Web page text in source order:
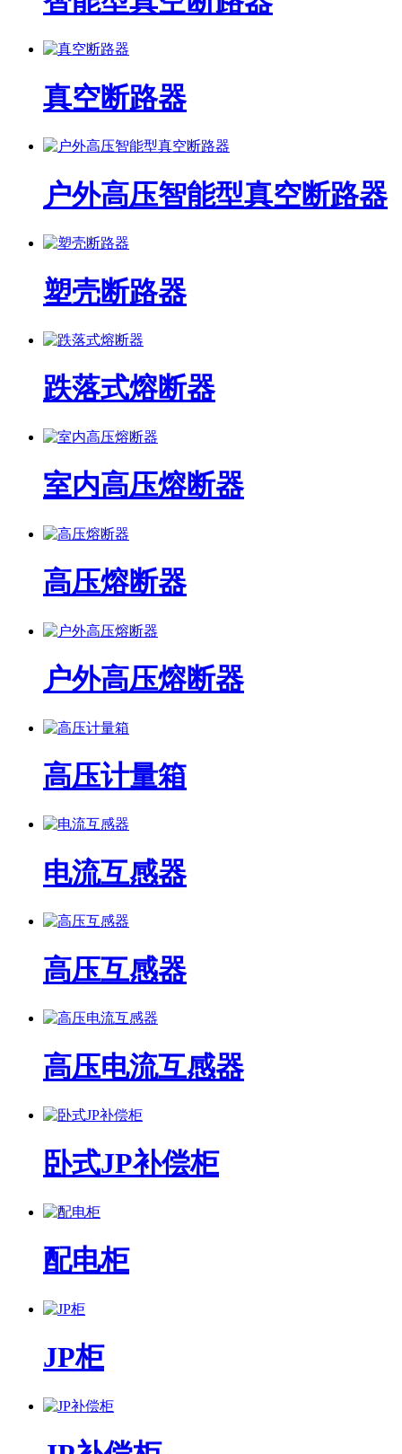
真空断路器
户外高压智能型真空断路器
塑壳断路器
跌落式熔断器
室内高压熔断器
高压熔断器
户外高压熔断器
高压计量箱
电流互感器
高压互感器
高压电流互感器
卧式JP补偿柜
配电柜
JP柜